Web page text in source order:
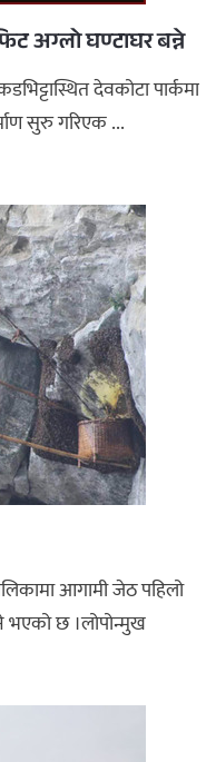
अग्लो घण्टाघर बन्ने
देवकोटा पार्कमा
सुरु गरिएक ...
आगामी जेठ पहिलो
भएको छ ।लोपोन्मुख